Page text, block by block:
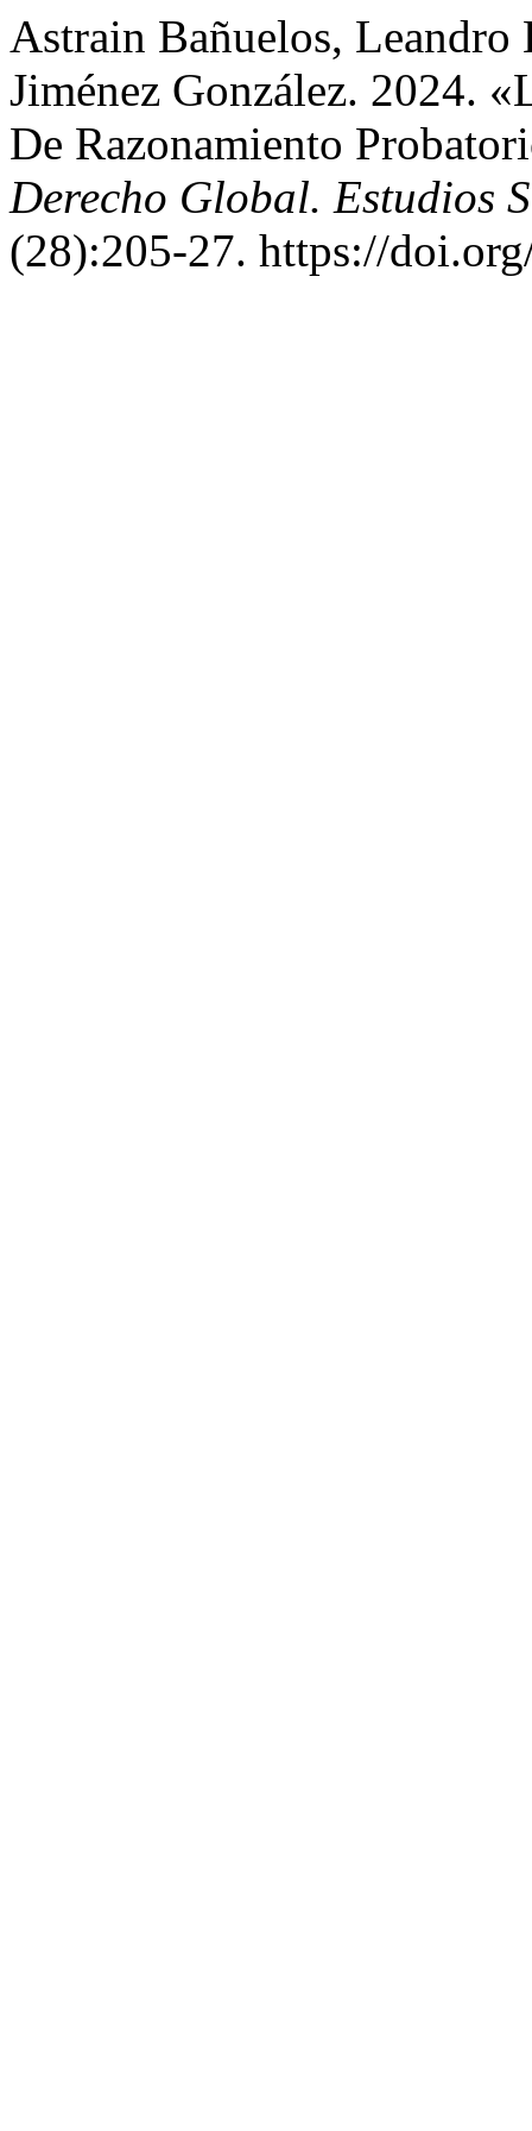
Astrain Bañuelos,
Jiménez González. 2024.
De Razonamiento
Derecho Global. Estudios
(28):205-27. https://